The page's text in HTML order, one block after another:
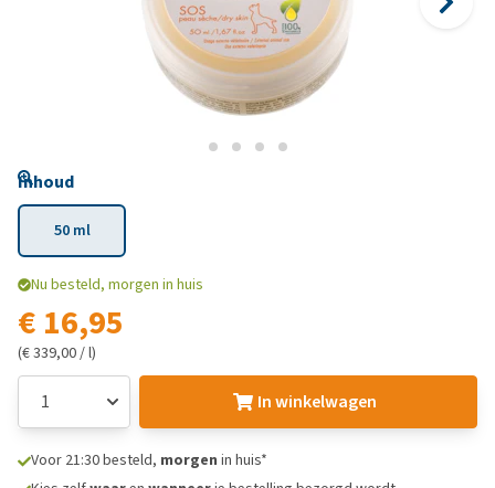
Inhoud
50 ml
Nu besteld, morgen in huis
€ 16,95
(€ 339,00 / l)
In winkelwagen
Voor 21:30 besteld, morgen in huis*